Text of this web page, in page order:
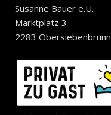
Susanne Bauer e.U.
Marktplatz 3
2283 Obersiebenbrunn